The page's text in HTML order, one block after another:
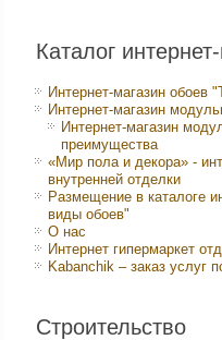
Каталог
Интернет-магазин
Интернет-магазин
Интернет-магазин
преимущества
«Мир пола и декора» -
внутренней отделки
Размещение в каталоге
виды обоев"
О нас
Интернет гипермаркет
Kabanchik – заказ услуг
Строительство